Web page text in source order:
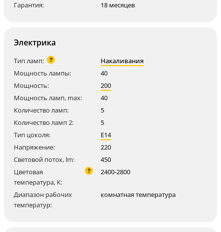
Гарантия: 18 месяцев
Электрика
Тип ламп: ?
Накаливания
Мощность лампы:
40
Мощность:
200
Мощность ламп, max:
40
Количество ламп:
5
Количество ламп 2:
5
Тип цоколя:
E14
Напряжение:
220
Световой поток, lm:
450
Цветовая
температура, K:
? 2400-2800
Диапазон рабочих
температур:
комнатная температура